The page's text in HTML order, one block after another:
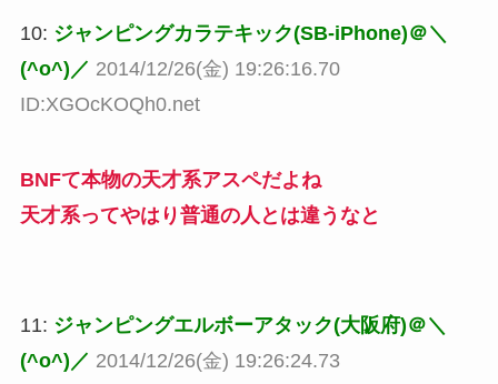
10: ジャンピングカラテキック(SB-iPhone)＠＼
(^o^)／ 2014/12/26(金) 19:26:16.70
ID:XGOcKOQh0.net
BNFて本物の天才系アスペだよね
天才系ってやはり普通の人とは違うなと
11: ジャンピングエルボーアタック(大阪府)＠＼
(^o^)／ 2014/12/26(金) 19:26:24.73